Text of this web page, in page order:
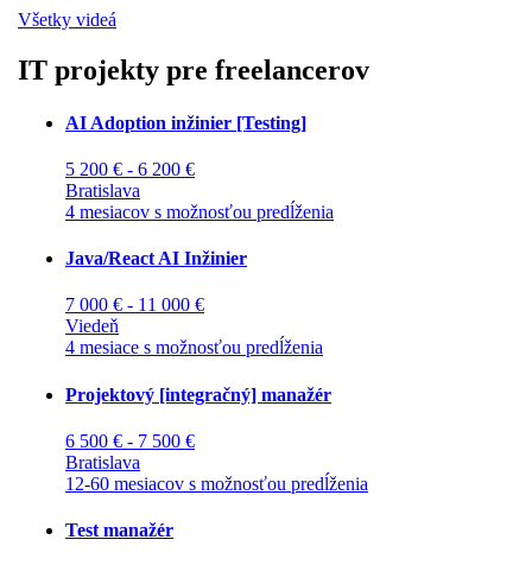
Všetky videá
IT projekty pre freelancerov
AI Adoption inžinier [Testing]
5 200 € - 6 200 €
Bratislava
4 mesiacov s možnosťou predĺženia
Java/React AI Inžinier
7 000 € - 11 000 €
Viedeň
4 mesiace s možnosťou predĺženia
Projektový [integračný] manažér
6 500 € - 7 500 €
Bratislava
12-60 mesiacov s možnosťou predĺženia
Test manažér